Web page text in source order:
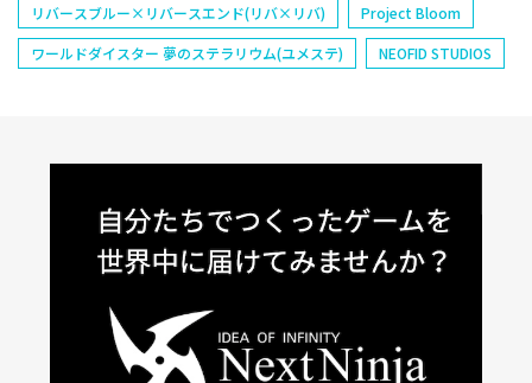
リバースブルー×リバースエンド(リバ×リバ)
Project Bloom
ワールドダイスター 夢のステラリウム(ユメステ)
NEOFID STUDIOS